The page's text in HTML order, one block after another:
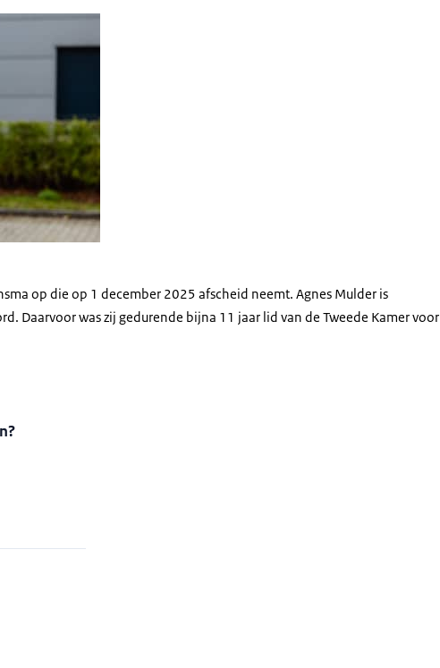
op die op 1 december 2025 afscheid neemt. Agnes Mulder is
Daarvoor was zij gedurende bijna 11 jaar lid van de Tweede Kamer voor